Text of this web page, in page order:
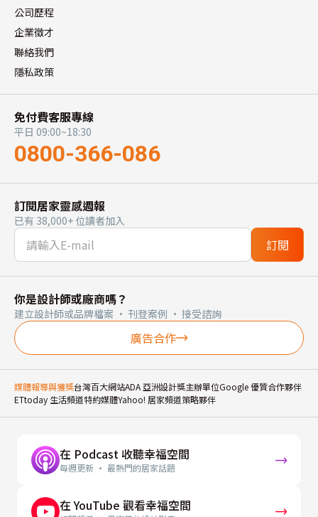
公司歷程
企業徵才
聯絡我們
隱私政策
免付費客服專線
平日 09:00~18:30
0800-366-086
訂閱居家靈感週報
已有 38,000+ 位讀者加入
訂閱
你是設計師或廠商嗎？
建立設計師或品牌檔案 · 刊登案例 · 接受諮詢
廣告合作
媒體報導與獲獎台灣百大網站ADA 亞洲設計獎主辦單位Google 優質合作夥伴
ETtoday 生活頻道特約媒體Yahoo! 居家頻道策略夥伴
在 Podcast 收聽幸福空間
每週更新 · 最熱門的居家話題
在 YouTube 觀看幸福空間